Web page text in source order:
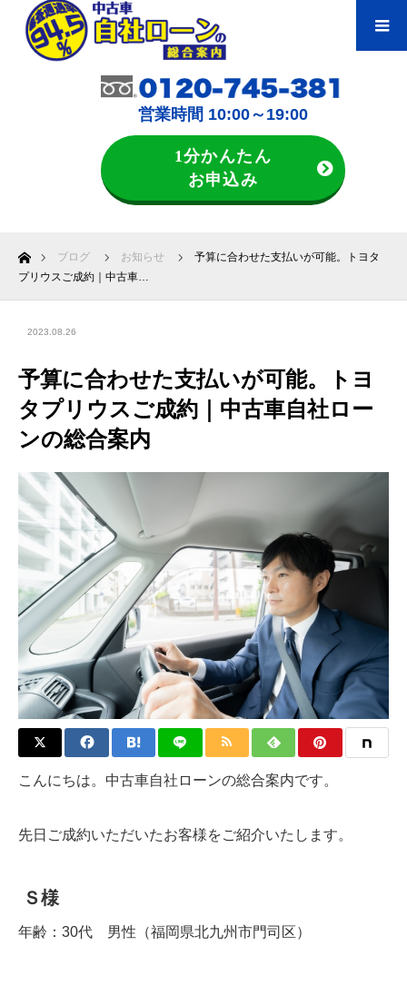
営業時間 10:00～19:00
1分かんたん
お申込み
ホームブログ お知らせ
予算に合わせた支払いが可能。トヨタ
プリウスご成約｜中古車…
2023.08.26
予算に合わせた支払いが可能。トヨ
タプリウスご成約｜中古車自社ロー
ンの総合案内
こんにちは。中古車自社ローンの総合案内です。
先日ご成約いただいたお客様をご紹介いたします。
Ｓ様
年齢：30代 男性（福岡県北九州市門司区）